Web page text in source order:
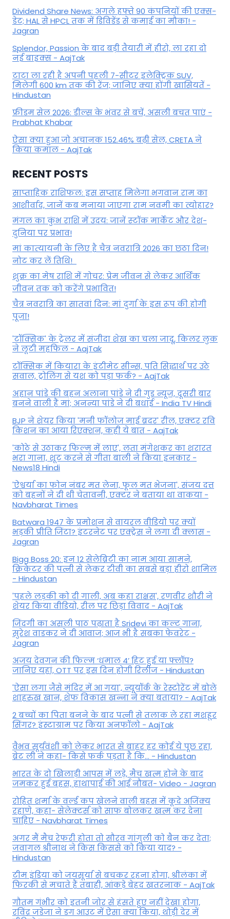
Dividend Share News: अगले हफ्ते 90 कंपनियों की एक्स-
डेट; HAL से HPCL तक में डिविडेंड से कमाई का मौका! -
Jagran
Splendor, Passion के बाद बड़ी तैयारी में हीरो, ला रहा दो
नई बाइक्स - AajTak
टाटा ला रही है अपनी पहली 7-सीटर इलेक्ट्रिक SUV,
मिलेगी 600 km तक की रेंज; जानिए क्या होंगी खासियतें -
Hindustan
फ्रीडम सेल 2026: डील्स के भंवर से बचें, असली बचत पाएं -
Prabhat Khabar
ऐसा क्या हुआ जो अचानक 152.46% बढ़ी सेल, CRETA ने
किया कमाल - AajTak
RECENT POSTS
साप्ताहिक राशिफल: इस सप्ताह मिलेगा भगवान राम का
आशीर्वाद, जानें कब मनाया जाएगा राम नवमी का त्योहार?
मंगल का कुंभ राशि में उदय: जानें स्‍टॉक मार्केट और देश-
दुनिया पर प्रभाव!
मां कात्‍यायनी के लिए है चैत्र नवरात्रि 2026 का छठा दिन!
नोट कर लें तिथि!
शुक्र का मेष राशि में गोचर: प्रेम जीवन से लेकर आर्थिक
जीवन तक को करेंगे प्रभावित!
चैत्र नवरात्रि का सातवां दिन: मां दुर्गा के इस रूप की होगी
पूजा!
'टॉक्सिक' के ट्रेलर में संजीदा शेख का चला जादू, किलर लुक
ने लूटी महफिल - AajTak
टॉक्सिक में कियारा के इंटीमेट सीन्स, पति सिद्धार्थ पर उठे
सवाल, ट्रोलिंग से यश को पड़ा फर्क? - AajTak
अहान पांडे की बहन अलाना पांडे ने दी गुड न्यूज, दूसरी बार
बनने वाली हैं मां; अनन्या पांडे ने दी बधाई - India TV Hindi
BJP ने शेयर किया 'मनी फॉलोज माई ब्रदर' रील, एक्टर रवि
किशन का आया रिएक्शन, कही ये बात - AajTak
'कोठे से उठाकर फिल्म में लाए', लता मंगेशकर का शरारत
भरा गाना, शूट करने से गीता बाली ने किया इनकार -
News18 Hindi
'ऐश्वर्या का फोन नंबर मत लेना, फूल मत भेजना', संजय दत्त
को बहनों ने दी थी चेतावनी, एक्टर ने बताया था वाकया -
Navbharat Times
Batwara 1947 के प्रमोशन से वायरल वीडियो पर क्यों
भड़की प्रीति जिंटा? इंटरनेट पर एक्ट्रेस ने लगा दी क्लास -
Jagran
Bigg Boss 20: इन 12 सेलेब्रिटी का नाम आया सामने,
क्रिकेटर की पत्नी से लेकर टीवी का सबसे बड़ा हीरो शामिल
- Hindustan
'पहले लड़की को दी गाली, अब कहा राक्षस', रणवीर शौरी ने
शेयर किया वीडियो, रील पर छिड़ा विवाद - AajTak
जिंदगी का असली पाठ पढ़ाता है Sridevi का कल्ट गाना,
सुरेश वाडकर ने दी आवाज; आज भी है सबका फेवरेट -
Jagran
अजय देवगन की फिल्म ‘धमाल 4’ हिट हुई या फ्लॉप?
जानिए यहां, OTT पर इस दिन होगी रिलीज - Hindustan
'ऐसा लगा जैसे मंदिर में आ गया', न्यूयॉर्क के रेस्टोरेंट में बोले
शाहरुख खान, शेफ विकास खन्ना ने क्या बताया? - AajTak
2 बच्चों का पिता बनने के बाद पत्नी से तलाक ले रहा मशहूर
सिंगर? इंस्टाग्राम पर किया अनफॉलो - AajTak
वैभव सूर्यवंशी को लेकर भारत से बाहर हर कोई ये पूछ रहा,
ब्रेट ली ने कहा- किसे फर्क पड़ता है कि… - Hindustan
भारत के दो खिलाड़ी आपस में लड़े, मैच खत्म होने के बाद
जमकर हुई बहस, हाथापाई की आई नौबत- Video - Jagran
रोहित शर्मा के वर्ल्ड कप खेलने वाली बहस में कूदे अजिंक्य
रहाणे, कहा- सेलेक्टर्स को साफ बोलकर खत्म कर देना
चाहिए - Navbharat Times
अगर मैं मैच रेफरी होता तो सौरव गांगुली को बैन कर देता;
जवागल श्रीनाथ ने किस किससे को किया याद? -
Hindustan
टीम इंडिया को जयसूर्या से बचकर रहना होगा, श्रीलंका में
फिरकी से मचाते हैं तबाही, आंकड़े बेहद खतरनाक - AajTak
गौतम गंभीर को इतनी जोर से हंसते हुए नहीं देखा होगा,
रविंद्र जडेजा ने डग आउट में ऐसा क्या किया, थोड़ी देर में